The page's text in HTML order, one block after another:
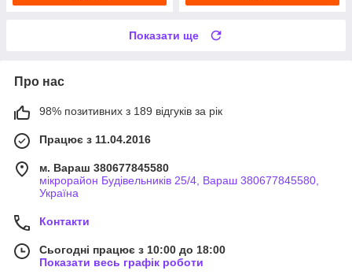
Показати ще
Про нас
98% позитивних з 189 відгуків за рік
Працює з 11.04.2016
м. Вараш 380677845580
мікрорайон Будівельників 25/4, Вараш 380677845580,
Україна
Контакти
Сьогодні працює з 10:00 до 18:00
Показати весь графік роботи